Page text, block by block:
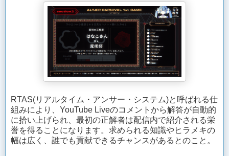
RTAS(リアルタイム・アンサー・システム)と呼ばれる仕
組みにより、YouTube Liveのコメントから解答が自動的
に拾い上げられ、最初の正解者は配信内で紹介される栄
誉を得ることになります。求められる知識やヒラメキの
幅は広く、誰でも貢献できるチャンスがあるとのこと。